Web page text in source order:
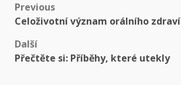
Previous
Celoživotní význam orálního zdraví
Další
Přečtěte si: Příběhy, které utekly